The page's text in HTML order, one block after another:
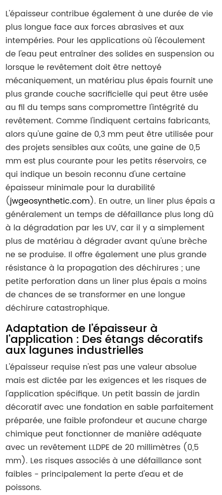
L'épaisseur contribue également à une durée de vie
plus longue face aux forces abrasives et aux
intempéries. Pour les applications où l'écoulement
de l'eau peut entraîner des solides en suspension ou
lorsque le revêtement doit être nettoyé
mécaniquement, un matériau plus épais fournit une
plus grande couche sacrificielle qui peut être usée
au fil du temps sans compromettre l'intégrité du
revêtement. Comme l'indiquent certains fabricants,
alors qu'une gaine de 0,3 mm peut être utilisée pour
des projets sensibles aux coûts, une gaine de 0,5
mm est plus courante pour les petits réservoirs, ce
qui indique un besoin reconnu d'une certaine
épaisseur minimale pour la durabilité
(jwgeosynthetic.com). En outre, un liner plus épais a
généralement un temps de défaillance plus long dû
à la dégradation par les UV, car il y a simplement
plus de matériau à dégrader avant qu'une brèche
ne se produise. Il offre également une plus grande
résistance à la propagation des déchirures ; une
petite perforation dans un liner plus épais a moins
de chances de se transformer en une longue
déchirure catastrophique.
Adaptation de l'épaisseur à
l'application : Des étangs décoratifs
aux lagunes industrielles
L'épaisseur requise n'est pas une valeur absolue
mais est dictée par les exigences et les risques de
l'application spécifique. Un petit bassin de jardin
décoratif avec une fondation en sable parfaitement
préparée, une faible profondeur et aucune charge
chimique peut fonctionner de manière adéquate
avec un revêtement LLDPE de 20 millimètres (0,5
mm). Les risques associés à une défaillance sont
faibles - principalement la perte d'eau et de
poissons.